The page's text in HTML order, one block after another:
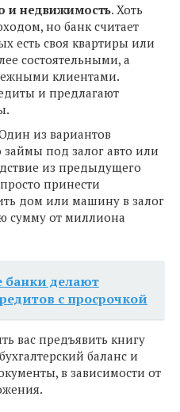
и недвижимость. Хоть
но банк считает
есть своя квартиры или
состоятельными, а
клиентами.
и предлагают
из вариантов
займы под залог авто или
из предыдущего
принести
дом или машину в залог
сумму от миллиона
банки делают
с просрочкой
вас предъявить книгу
баланс и
в зависимости от